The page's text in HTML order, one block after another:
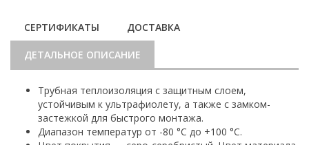
СЕРТИФИКАТЫ ДОСТАВКА
ДЕТАЛЬНОЕ ОПИСАНИЕ
Трубная теплоизоляция с защитным слоем,
устойчивым к ультрафиолету, а также с замком-
застежкой для быстрого монтажа.
Диапазон температур от -80 °С до +100 °С.